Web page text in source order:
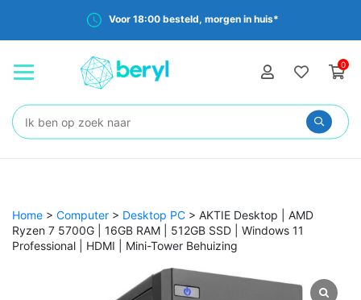
Voor 18:00 besteld, morgen in huis*
0
Zoeken:
Home > Computer > Desktop PC > AKTIE Desktop | AMD
Ryzen 7 5700G | 16GB RAM | 512GB SSD | Windows 11
Professional | HDMI | Mini-Tower Behuizing